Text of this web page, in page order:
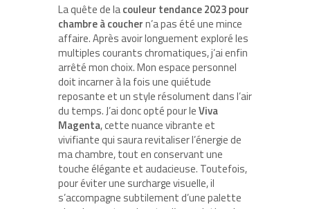
La quête de lacouleur tendance 2023 pour
chambre à couchern’a pas été une mince
affaire. Après avoir longuement exploré les
multiples courants chromatiques, j’ai enfin
arrêté mon choix. Mon espace personnel
doit incarner à la fois une quiétude
reposante et un style résolument dans l’air
du temps. J’ai donc opté pour leViva
Magenta, cette nuance vibrante et
vivifiante qui saura revitaliser l’énergie de
ma chambre, tout en conservant une
touche élégante et audacieuse. Toutefois,
pour éviter une surcharge visuelle, il
s’accompagne subtilement d’une palette